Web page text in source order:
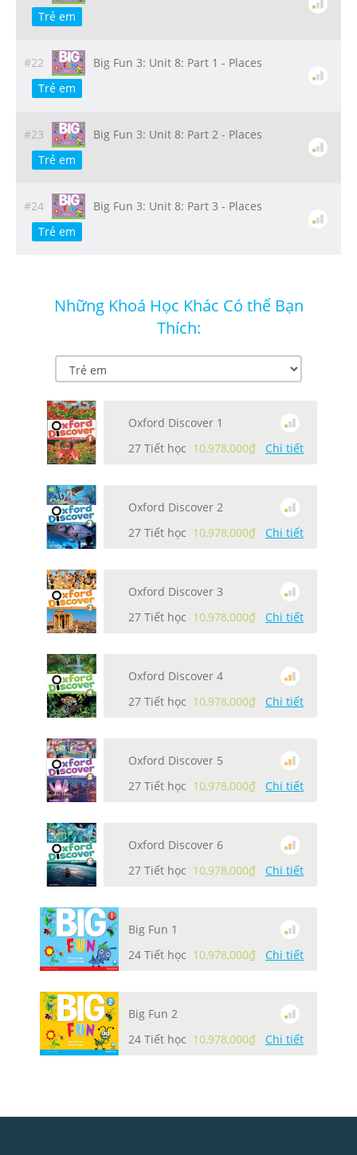
Trẻ em
#22
Big Fun 3: Unit 8: Part 1 - Places
Trẻ em
#23
Big Fun 3: Unit 8: Part 2 - Places
Trẻ em
#24
Big Fun 3: Unit 8: Part 3 - Places
Trẻ em
Những Khoá Học Khác Có thể Bạn
Thích:
Oxford Discover 1
27 Tiết học 10,978,000₫ Chi tiết
Oxford Discover 2
27 Tiết học 10,978,000₫ Chi tiết
Oxford Discover 3
27 Tiết học 10,978,000₫ Chi tiết
Oxford Discover 4
27 Tiết học 10,978,000₫ Chi tiết
Oxford Discover 5
27 Tiết học 10,978,000₫ Chi tiết
Oxford Discover 6
27 Tiết học 10,978,000₫ Chi tiết
Big Fun 1
24 Tiết học 10,978,000₫ Chi tiết
Big Fun 2
24 Tiết học 10,978,000₫ Chi tiết